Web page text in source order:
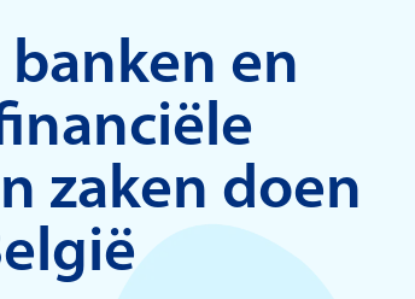
banken en
zaken doen